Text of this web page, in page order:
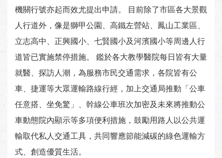
機關行號亦起而效尤提出申請。 目前除了市區各大景觀
人行道外，像是獅甲公園、高鐵左營站、鳳山工業區、
立志高中、正興國小、七賢國小及河濱國小等周邊人行
道皆已實施禁停措施。 鑑於各大教學醫院每日皆有大量
就醫、探訪人潮，為服務市民交通需求，各院皆有公
車、捷運等大眾運輸路線行經，加上交通局推動「公車
任意搭、坐免驚」、幹線公車班次加密及未來將推動公
車動態院內顯示等多項便利措施，鼓勵用路人以公共運
輸取代私人交通工具，共同響應節能減碳的綠色運輸方
式、創造優質生活。